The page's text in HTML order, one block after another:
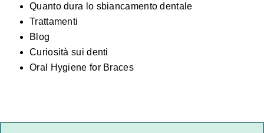
Quanto dura lo sbiancamento dentale
Trattamenti
Blog
Curiosità sui denti
Oral Hygiene for Braces